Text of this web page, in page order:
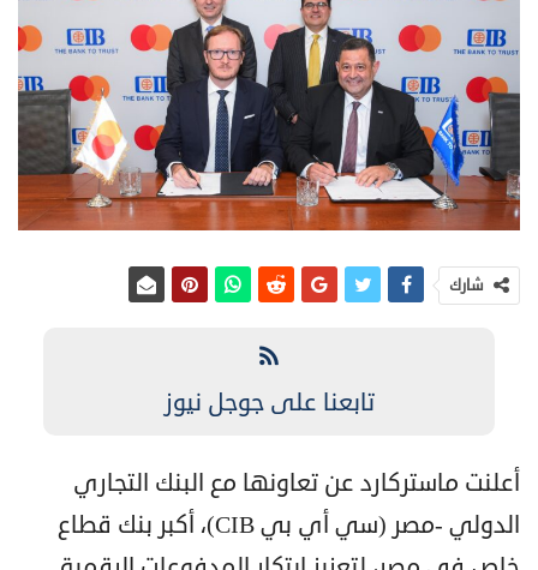
شارك
تابعنا على جوجل نيوز
أعلنت ماستركارد عن تعاونها مع البنك التجاري
الدولي -مصر (سي أي بي CIB)، أكبر بنك قطاع